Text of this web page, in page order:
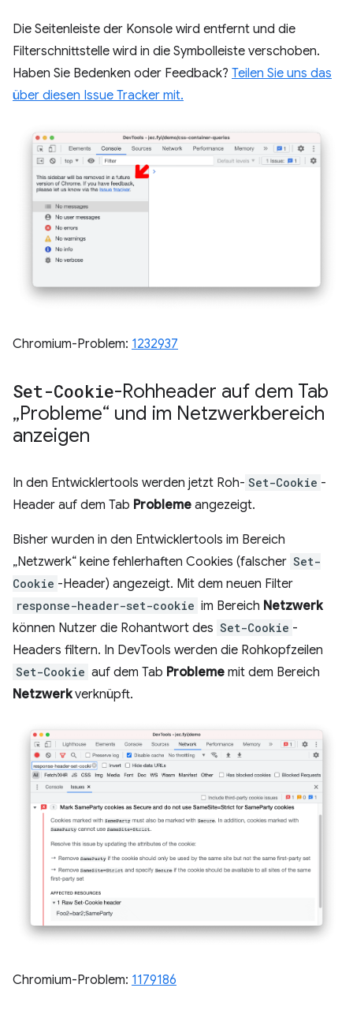
Die Seitenleiste der Konsole wird entfernt und die
Filterschnittstelle wird in die Symbolleiste verschoben.
Haben Sie Bedenken oder Feedback? Teilen Sie uns das
über diesen Issue Tracker mit.
Chromium-Problem: 1232937
Set-Cookie-Rohheader auf dem Tab
„Probleme“ und im Netzwerkbereich
anzeigen
In den Entwicklertools werden jetzt Roh- Set-Cookie -
Header auf dem Tab Probleme angezeigt.
Bisher wurden in den Entwicklertools im Bereich
„Netzwerk“ keine fehlerhaften Cookies (falscher Set-
Cookie -Header) angezeigt. Mit dem neuen Filter
response-header-set-cookie im Bereich Netzwerk
können Nutzer die Rohantwort des Set-Cookie -
Headers filtern. In DevTools werden die Rohkopfzeilen
Set-Cookie auf dem Tab Probleme mit dem Bereich
Netzwerkverknüpft.
Chromium-Problem: 1179186